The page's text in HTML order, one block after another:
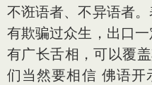
不诳语者、不异语者
有欺骗过众生，出口
有广长舌相，可以覆
们当然要相信 佛语开